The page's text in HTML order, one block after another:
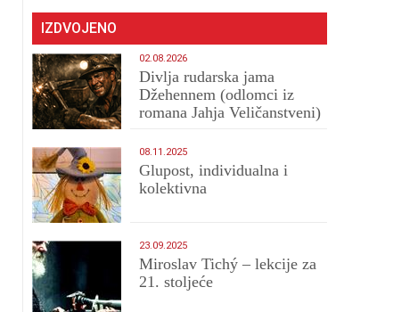
IZDVOJENO
02.08.2026
Divlja rudarska jama
Džehennem (odlomci iz
romana Jahja Veličanstveni)
08.11.2025
Glupost, individualna i
kolektivna
23.09.2025
Miroslav Tichý – lekcije za
21. stoljeće